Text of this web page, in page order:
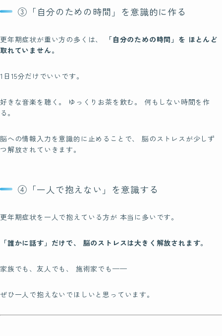
③「自分のための時間」を意識的に作る
更年期症状が重い方の多くは、
「自分のための時間」を ほとんど
取れていません。
1日15分だけでいいです。
好きな音楽を聴く。 ゆっくりお茶を飲む。 何もしない時間を作
る。
脳への情報入力を意識的に止めることで、 脳のストレスが少しず
つ解放されていきます。
④「一人で抱えない」を意識する
更年期症状を一人で抱えている方が 本当に多いです。
「誰かに話す」だけで、 脳のストレスは大きく解放されます。
家族でも、友人でも、 施術家でも——
ぜひ一人で抱えないでほしいと思っています。